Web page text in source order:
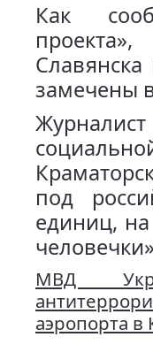
Как
замечены
под
единиц,
МВД
аэропорта в